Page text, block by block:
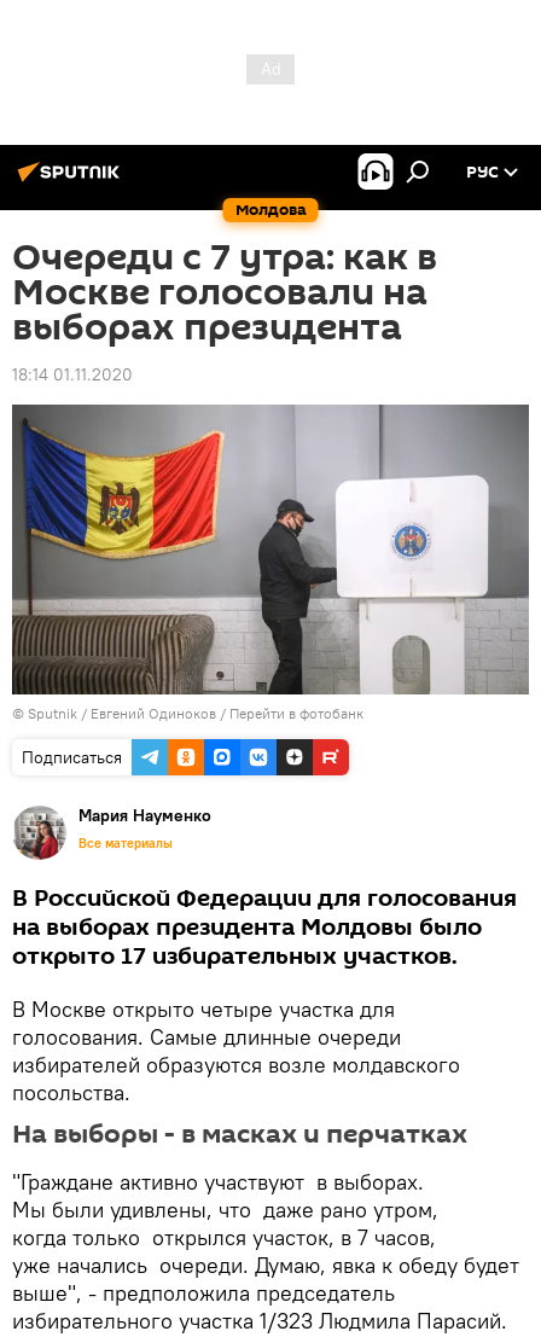
Молдова
РУС
Очереди с 7 утра: как в
Москве голосовали на
выборах президента
18:14 01.11.2020
© Sputnik / Евгений Одиноков / Перейти в фотобанк
Подписаться
Мария Науменко
Все материалы
В Российской Федерации для голосования
на выборах президента Молдовы было
открыто 17 избирательных участков.
В Москве открыто четыре участка для
голосования. Самые длинные очереди
избирателей образуются возле молдавского
посольства.
На выборы - в масках и перчатках
"Граждане активно участвуют в выборах.
Мы были удивлены, что даже рано утром,
когда только открылся участок, в 7 часов,
уже начались очереди. Думаю, явка к обеду будет
выше", - предположила председатель
избирательного участка 1/323 Людмила Парасий.